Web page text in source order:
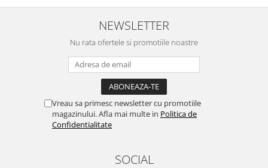
Odorizante
Prosoape din hartie
Sapunuri si dezinfectanti
Uz universal
Produse din hartie
NEWSLETTER
Nu rata ofertele si promotiile noastre
Vreau sa primesc newsletter cu promotiile
magazinului. Afla mai multe in Politica de
Confidentialitate
SOCIAL